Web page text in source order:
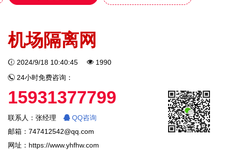
机场隔离网
2024/9/18 10:40:45
1990
24小时免费咨询：
15931377799
联系人：张经理
QQ咨询
邮箱：747412542@qq.com
网址： https://www.yhfhw.com